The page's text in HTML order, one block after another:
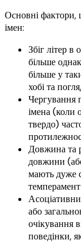
Основні фактори,
імен:
Збіг літер
більше
більше у
хобі та
Чергування
імена (коли
твердо)
Довжина та
довжини
мають дуже
темперамент
або
очікування
поведінки,